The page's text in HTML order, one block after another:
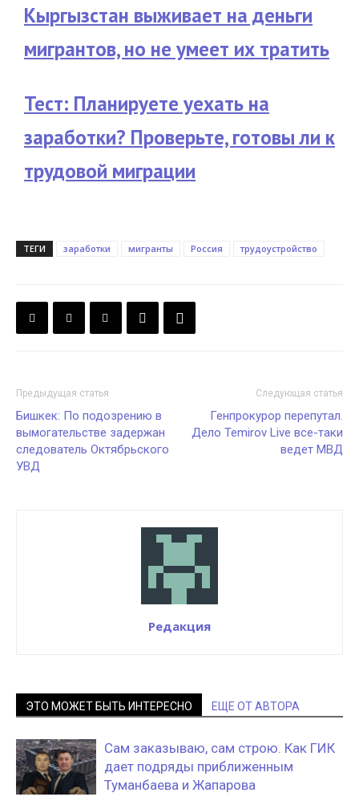
Кыргызстан выживает на деньги
мигрантов, но не умеет их тратить
Тест: Планируете уехать на
заработки? Проверьте, готовы ли к
трудовой миграции
ТЕГИ заработки мигранты Россия трудоустройство
Предыдущая статья
Бишкек: По подозрению в
вымогательстве задержан
следователь Октябрьского
УВД
Следующая статья
Генпрокурор перепутал.
Дело Temirov Live все-таки
ведет МВД
Редакция
ЭТО МОЖЕТ БЫТЬ ИНТЕРЕСНО ЕЩЕ ОТ АВТОРА
Сам заказываю, сам строю. Как ГИК
дает подряды приближенным
Туманбаева и Жапарова